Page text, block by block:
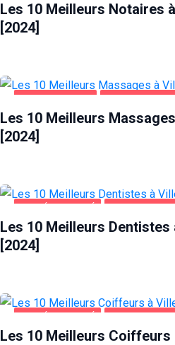
Les 10 Meilleurs Notaires
[2024]
Les 10 Meilleurs
[2024]
Les 10 Meilleurs Dentistes
[2024]
Les 10 Meilleurs Coiffeurs
Si vous
refusez ces
cookies,
du site Web.
Marketing
comportement
lorsque vous
visitez notre
site, vous
augmentez les
offres
personnalisés.